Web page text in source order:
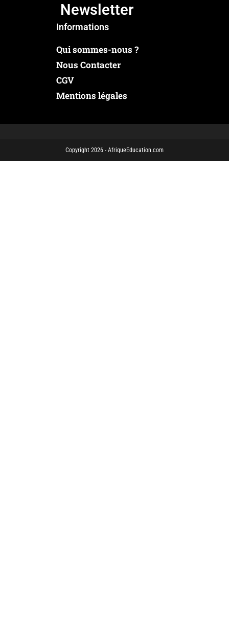
Newsletter
Informations
Qui sommes-nous ?
Nous Contacter
CGV
Mentions légales
Copyright 2026 - AfriqueEducation.com